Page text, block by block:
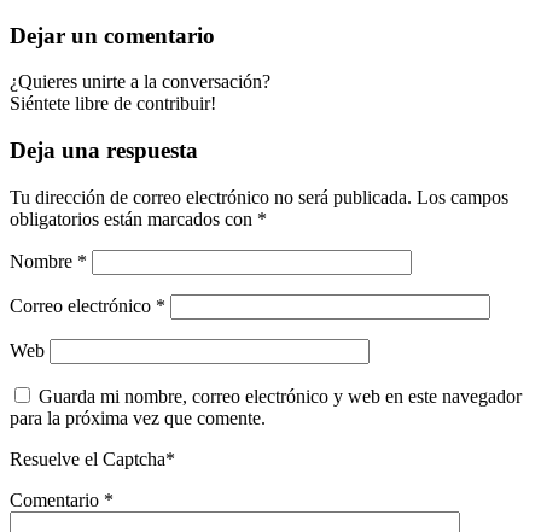
Dejar un comentario
¿Quieres unirte a la conversación?
Siéntete libre de contribuir!
Deja una respuesta
Tu dirección de correo electrónico no será publicada. Los campos
obligatorios están marcados con *
Nombre *
Correo electrónico *
Web
Guarda mi nombre, correo electrónico y web en este navegador
para la próxima vez que comente.
Resuelve el Captcha*
Comentario *